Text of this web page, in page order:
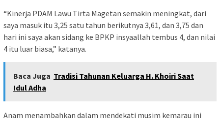
“Kinerja PDAM Lawu Tirta Magetan semakin meningkat, dari
saya masuk itu 3,25 satu tahun berikutnya 3,61, dan 3,75 dan
hari ini saya akan sidang ke BPKP insyaallah tembus 4, dan nilai
4 itu luar biasa,” katanya.
Baca Juga Tradisi Tahunan Keluarga H. Khoiri Saat
Idul Adha
Anam menambahkan dalam mendekati musim kemarau ini